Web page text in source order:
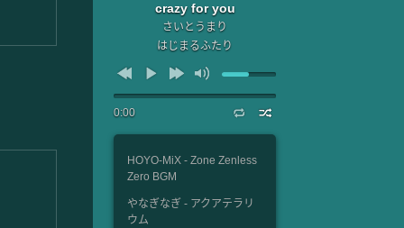
crazy for you
さいとうまり
はじまるふたり
0:00
HOYO-MiX - Zone Zenless
Zero BGM
やなぎなぎ - アクアテラリ
ウム